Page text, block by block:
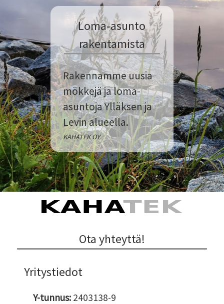
Loma-asunto
rakentamista
Rakennamme uusia
mökkejä ja loma-
asuntoja Ylläksen ja
Levin alueella.
KAHATEK OY
Ota yhteyttä!
Yritystiedot
Y-tunnus: 2403138-9